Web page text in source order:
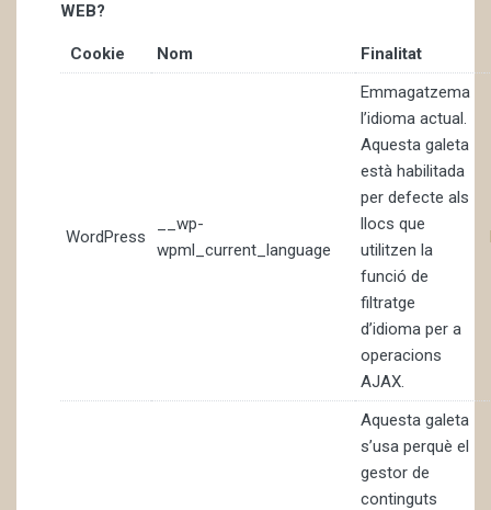
WEB?
Cookie Nom Finalitat
WordPress
__wp-
wpml_current_language
Emmagatzema
l’idioma actual.
Aquesta galeta
està habilitada
per defecte als
llocs que
utilitzen la
funció de
filtratge
d’idioma per a
operacions
AJAX.
Aquesta galeta
s’usa perquè el
gestor de
continguts